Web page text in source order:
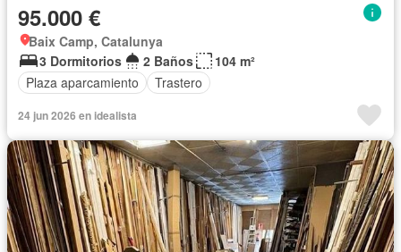
95.000 €
Baix Camp, Catalunya
3 Dormitorios
2 Baños
104 m²
Plaza aparcamiento
Trastero
24 jun 2026 en idealista